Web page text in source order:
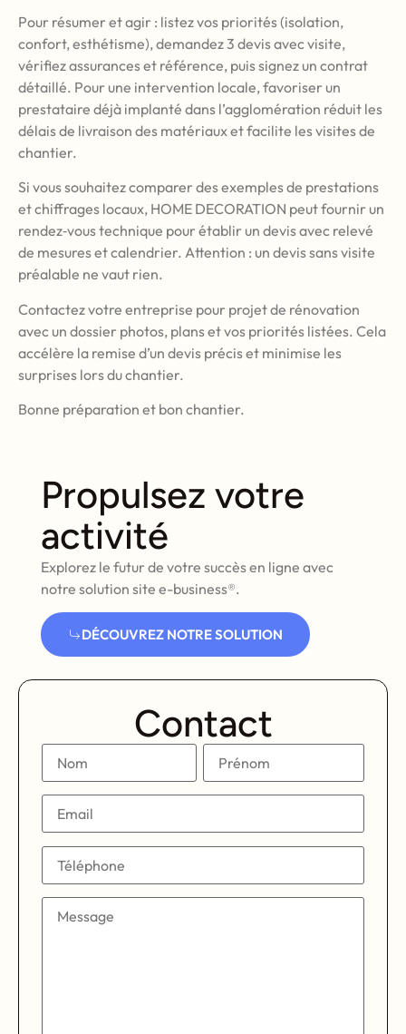
Pour résumer et agir : listez vos priorités (isolation,
confort, esthétisme), demandez 3 devis avec visite,
vérifiez assurances et référence, puis signez un contrat
détaillé. Pour une intervention locale, favoriser un
prestataire déjà implanté dans l’agglomération réduit les
délais de livraison des matériaux et facilite les visites de
chantier.
Si vous souhaitez comparer des exemples de prestations
et chiffrages locaux, HOME DECORATION peut fournir un
rendez‑vous technique pour établir un devis avec relevé
de mesures et calendrier. Attention : un devis sans visite
préalable ne vaut rien.
Contactez votre entreprise pour projet de rénovation
avec un dossier photos, plans et vos priorités listées. Cela
accélère la remise d’un devis précis et minimise les
surprises lors du chantier.
Bonne préparation et bon chantier.
Propulsez votre
activité
Explorez le futur de votre succès en ligne avec
notre solution site e-business®.
DÉCOUVREZ NOTRE SOLUTION
Contact